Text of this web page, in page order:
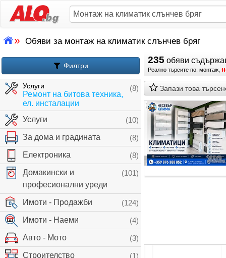
» Обяви за монтаж на климатик слънчев бряг
Филтри
(8)
Услуги
Ремонт на битова техника,
ел. инсталации
(10)
Услуги
(8)
За дома и градината
(8)
Електроника
(101)
Домакински и
професионални уреди
(124)
Имоти - Продажби
(4)
Имоти - Наеми
(3)
Авто - Мото
(1)
Строителство
235 обяви
Реално търсите по: монтаж,
Запази това